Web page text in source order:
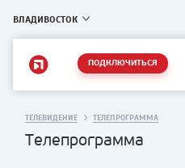
ВЛАДИВОСТОК
ПОДКЛЮЧИТЬСЯ
ТЕЛЕВИДЕНИЕ ТЕЛЕПРОГРАММА
Телепрограмма